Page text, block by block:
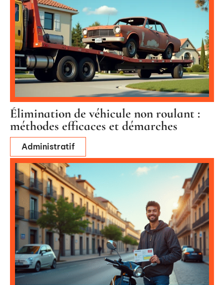
Élimination de véhicule non roulant :
méthodes efficaces et démarches
Administratif